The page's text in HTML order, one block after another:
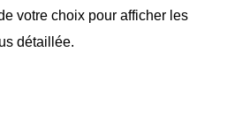
votre choix pour afficher les
détaillée.